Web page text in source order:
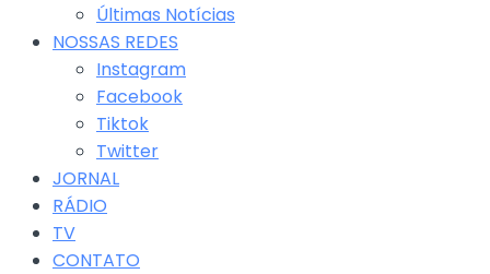
Últimas Notícias
NOSSAS REDES
Instagram
Facebook
Tiktok
Twitter
JORNAL
RÁDIO
TV
CONTATO